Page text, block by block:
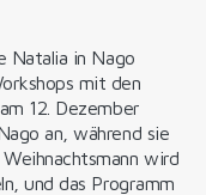
Natalia in Nago
mit den
12. Dezember
an, während sie
wird
und das Programm